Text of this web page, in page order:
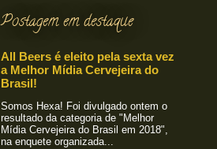
Postagem em destaque
All Beers é eleito pela sexta vez
a Melhor Mídia Cervejeira do
Brasil!
Somos Hexa! Foi divulgado ontem o
resultado da categoria de "Melhor
Mídia Cervejeira do Brasil em 2018",
na enquete organizada...